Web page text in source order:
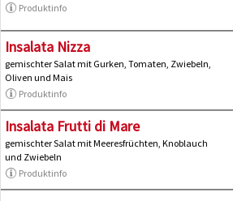
Produktinfo
Insalata Nizza
gemischter Salat mit Gurken, Tomaten, Zwiebeln,
Oliven und Mais
Produktinfo
Insalata Frutti di Mare
gemischter Salat mit Meeresfrüchten, Knoblauch
und Zwiebeln
Produktinfo